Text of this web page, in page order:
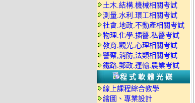
土木.結構.機械相關考試
測量.水利.環工相關考試
社會.地政.不動產相關考試
物理.化學.插醫.私醫考試
教育.觀光.心理相關考試
警察,消防,法類相關考試
鐵路.郵政.運輸.農業考試
程式軟體光碟
線上課程綜合教學
繪圖、專業設計